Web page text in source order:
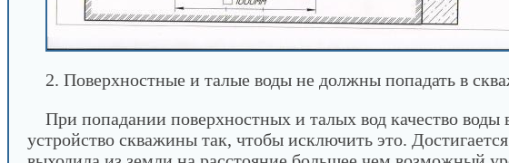
2. Поверхностные и талые воды не должны попадать в
При попадании поверхностных и талых вод качество
устройство скважины так, чтобы исключить это.